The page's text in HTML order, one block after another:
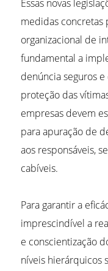
Essas novas
medidas concretas
organizacional de
fundamental a
denúncia seguros
proteção das
empresas devem
para apuração de
aos responsáveis,
cabíveis.
Para garantir a
imprescindível a
e conscientização
níveis hierárquicos